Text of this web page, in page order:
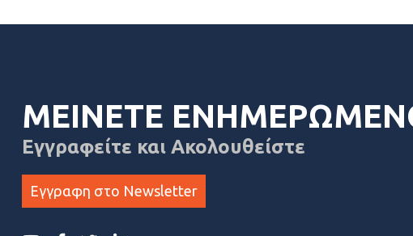
ΜΕΙΝΕΤΕ
Εγγραφείτε και Ακολουθείστε
Εγγραφη στο Newsletter